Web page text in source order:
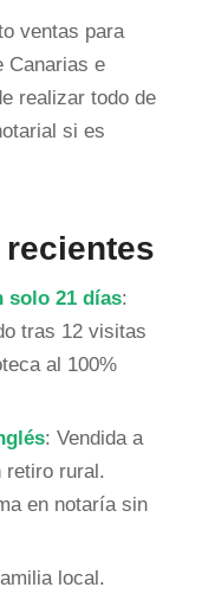
ventas para
Canarias e
realizar todo de
si es
solo 21 días:
tras 12 visitas
al 100%
: Vendida a
retiro rural.
en notaría sin
local.